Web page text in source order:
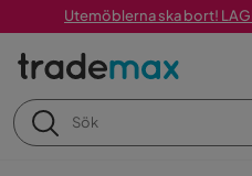
Utemöblerna ska bort!